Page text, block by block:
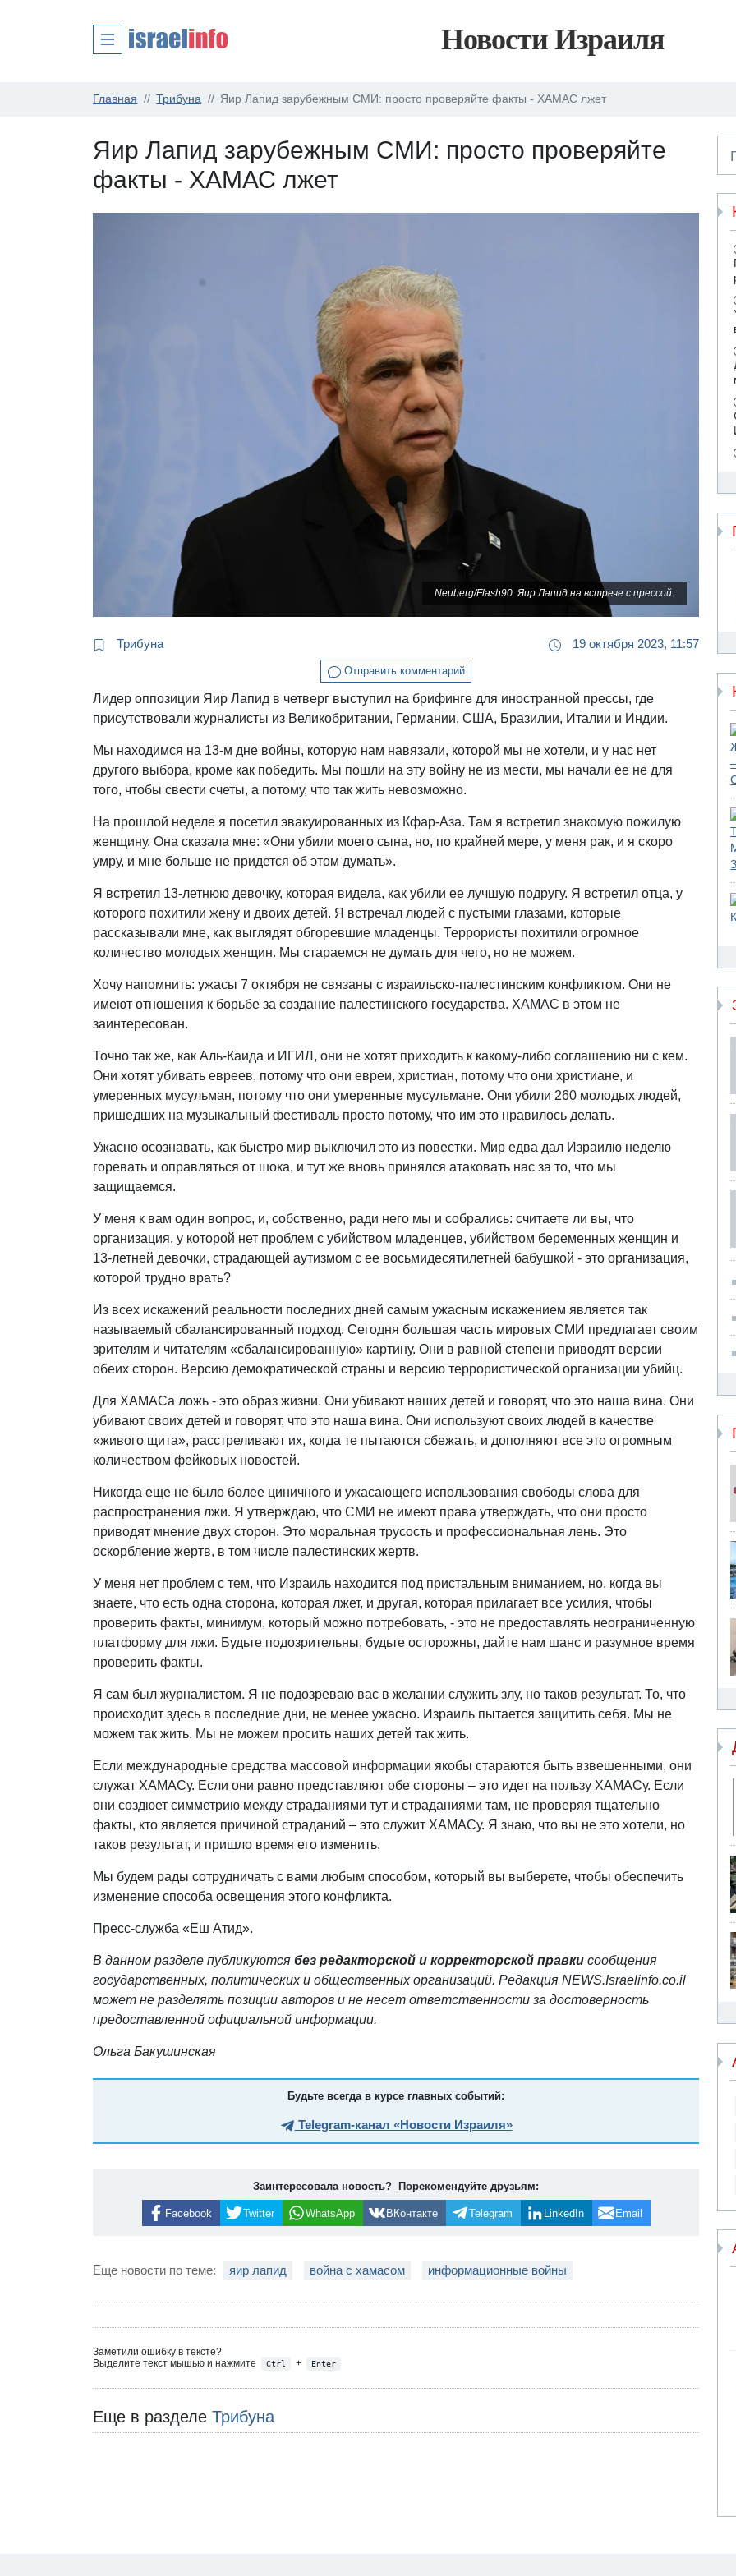
Новости Израиля
Главная Трибуна Яир Лапид зарубежным СМИ: просто проверяйте факты - ХАМАС лжет
Яир Лапид зарубежным СМИ: просто проверяйте
факты - ХАМАС лжет
Neuberg/Flash90. Яир Лапид на встрече с прессой.
Трибуна 19 октября 2023, 11:57
Отправить комментарий
Лидер оппозиции Яир Лапид в четверг выступил на брифинге для иностранной прессы, где
присутствовали журналисты из Великобритании, Германии, США, Бразилии, Италии и Индии.
Мы находимся на 13-м дне войны, которую нам навязали, которой мы не хотели, и у нас нет
другого выбора, кроме как победить. Мы пошли на эту войну не из мести, мы начали ее не для
того, чтобы свести счеты, а потому, что так жить невозможно.
На прошлой неделе я посетил эвакуированных из Кфар-Аза. Там я встретил знакомую пожилую
женщину. Она сказала мне: «Они убили моего сына, но, по крайней мере, у меня рак, и я скоро
умру, и мне больше не придется об этом думать».
Я встретил 13-летнюю девочку, которая видела, как убили ее лучшую подругу. Я встретил отца, у
которого похитили жену и двоих детей. Я встречал людей с пустыми глазами, которые
рассказывали мне, как выглядят обгоревшие младенцы. Террористы похитили огромное
количество молодых женщин. Мы стараемся не думать для чего, но не можем.
Хочу напомнить: ужасы 7 октября не связаны с израильско-палестинским конфликтом. Они не
имеют отношения к борьбе за создание палестинского государства. ХАМАС в этом не
заинтересован.
Точно так же, как Аль-Каида и ИГИЛ, они не хотят приходить к какому-либо соглашению ни с кем.
Они хотят убивать евреев, потому что они евреи, христиан, потому что они христиане, и
умеренных мусульман, потому что они умеренные мусульмане. Они убили 260 молодых людей,
пришедших на музыкальный фестиваль просто потому, что им это нравилось делать.
Ужасно осознавать, как быстро мир выключил это из повестки. Мир едва дал Израилю неделю
горевать и оправляться от шока, и тут же вновь принялся атаковать нас за то, что мы
защищаемся.
У меня к вам один вопрос, и, собственно, ради него мы и собрались: считаете ли вы, что
организация, у которой нет проблем с убийством младенцев, убийством беременных женщин и
13-летней девочки, страдающей аутизмом с ее восьмидесятилетней бабушкой - это организация,
которой трудно врать?
Из всех искажений реальности последних дней самым ужасным искажением является так
называемый сбалансированный подход. Сегодня большая часть мировых СМИ предлагает своим
зрителям и читателям «сбалансированную» картину. Они в равной степени приводят версии
обеих сторон. Версию демократической страны и версию террористической организации убийц.
Для ХАМАСа ложь - это образ жизни. Они убивают наших детей и говорят, что это наша вина. Они
убивают своих детей и говорят, что это наша вина. Они используют своих людей в качестве
«живого щита», расстреливают их, когда те пытаются сбежать, и дополняют все это огромным
количеством фейковых новостей.
Никогда еще не было более циничного и ужасающего использования свободы слова для
распространения лжи. Я утверждаю, что СМИ не имеют права утверждать, что они просто
приводят мнение двух сторон. Это моральная трусость и профессиональная лень. Это
оскорбление жертв, в том числе палестинских жертв.
У меня нет проблем с тем, что Израиль находится под пристальным вниманием, но, когда вы
знаете, что есть одна сторона, которая лжет, и другая, которая прилагает все усилия, чтобы
проверить факты, минимум, который можно потребовать, - это не предоставлять неограниченную
платформу для лжи. Будьте подозрительны, будьте осторожны, дайте нам шанс и разумное время
проверить факты.
Я сам был журналистом. Я не подозреваю вас в желании служить злу, но таков результат. То, что
происходит здесь в последние дни, не менее ужасно. Израиль пытается защитить себя. Мы не
можем так жить. Мы не можем просить наших детей так жить.
Если международные средства массовой информации якобы стараются быть взвешенными, они
служат ХАМАСу. Если они равно представляют обе стороны – это идет на пользу ХАМАСу. Если
они создюет симметрию между страданиями тут и страданиями там, не проверяя тщательно
факты, кто является причиной страданий – это служит ХАМАСу. Я знаю, что вы не это хотели, но
таков результат, и пришло время его изменить.
Мы будем рады сотрудничать с вами любым способом, который вы выберете, чтобы обеспечить
изменение способа освещения этого конфликта.
Пресс-служба «Еш Атид».
В данном разделе публикуютсябез редакторской и корректорской правки сообщения
государственных, политических и общественных организаций. Редакция NEWS.Israelinfo.co.il
может не разделять позиции авторов и не несет ответственности за достоверность
предоставленной официальной информации.
Ольга Бакушинская
Будьте всегда в курсе главных событий:
Telegram-канал «Новости Израиля»
Заинтересовала новость? Порекомендуйте друзьям:
Facebook Twitter WhatsApp ВКонтакте Telegram LinkedIn Email
Еще новости по теме: яир лапид война с хамасом информационные войны
Заметили ошибку в тексте?
Выделите текст мышью и нажмите
Ctrl + Enter
Еще в разделеТрибуна